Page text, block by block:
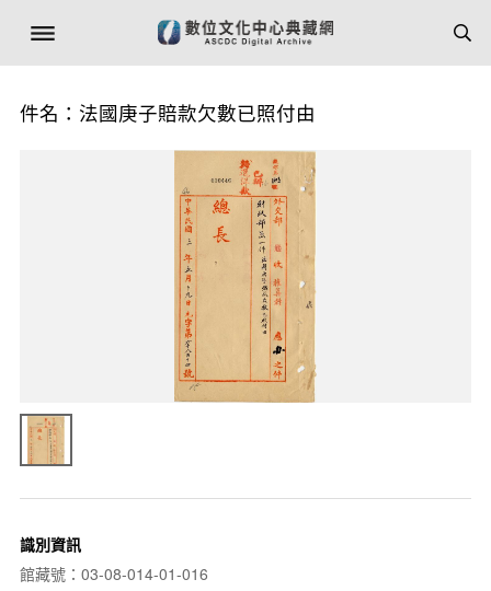
件名：法國庚子賠款欠數已照付由
識別資訊
館藏號：03-08-014-01-016